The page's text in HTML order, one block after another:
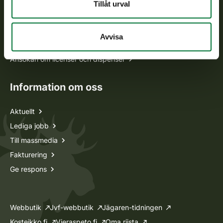
Tillåt urval
Avvisa
Ansökan om licenser och dispenser
Information om oss
Aktuellt
Lediga jobb
Till massmedia
Fakturering
Ge respons
Webbutik Jvf-webbutik
Jägaren-tidningen